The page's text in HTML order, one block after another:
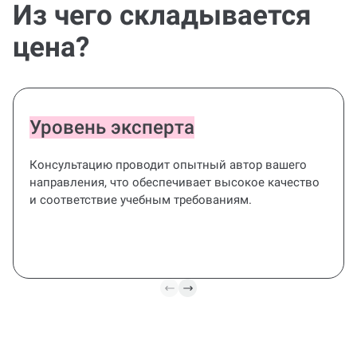
Из чего складывается
цена?
Уровень эксперта
Консультацию проводит опытный автор вашего
направления, что обеспечивает высокое качество
и соответствие учебным требованиям.